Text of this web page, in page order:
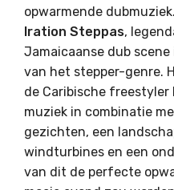
opwarmende
Iration Steppas,
Jamaicaanse dub
van het stepper-genre.
de Caribische freestyler
muziek in combinatie
gezichten, een
windturbines en een
van dit de perfecte